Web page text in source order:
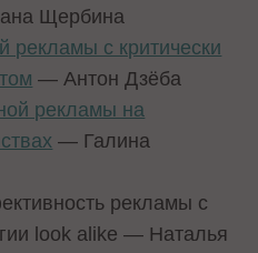
Щербина
рекламы с критически
— Антон Дзёба
рекламы на
— Галина
рекламы с
look alike — Наталья